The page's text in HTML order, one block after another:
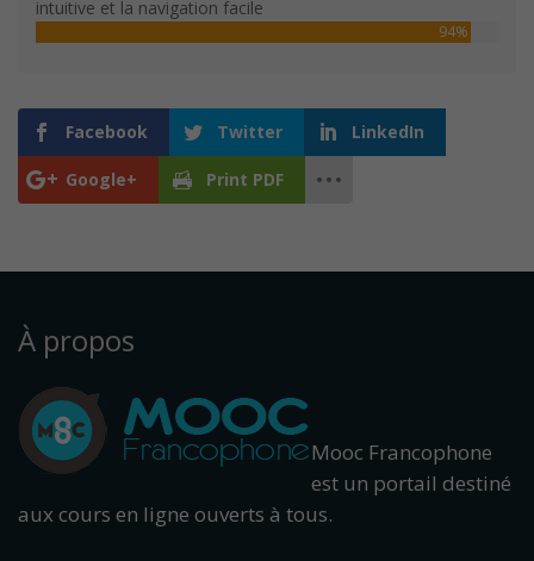
intuitive et la navigation facile
94%
Facebook Twitter LinkedIn
Google+ Print PDF
À propos
Mooc Francophone
est un portail destiné
aux cours en ligne ouverts à tous.